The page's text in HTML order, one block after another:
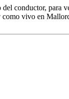
conductor, para
vivo en